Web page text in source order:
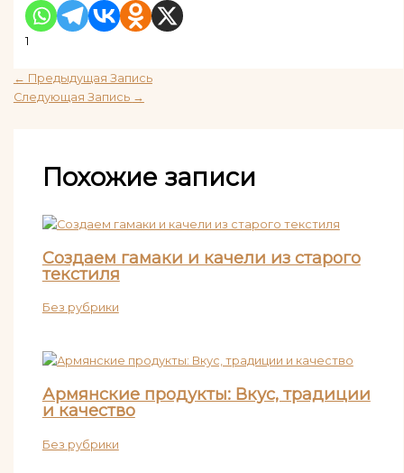
1
← Предыдущая Запись
Следующая Запись →
Похожие записи
Создаем гамаки и качели из старого
текстиля
Без рубрики
Армянские продукты: Вкус, традиции
и качество
Без рубрики